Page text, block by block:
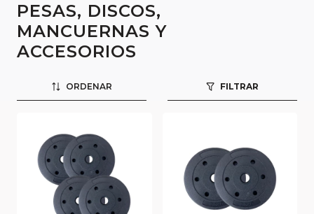
PESAS, DISCOS,
MANCUERNAS Y
ACCESORIOS
ORDENAR FILTRAR